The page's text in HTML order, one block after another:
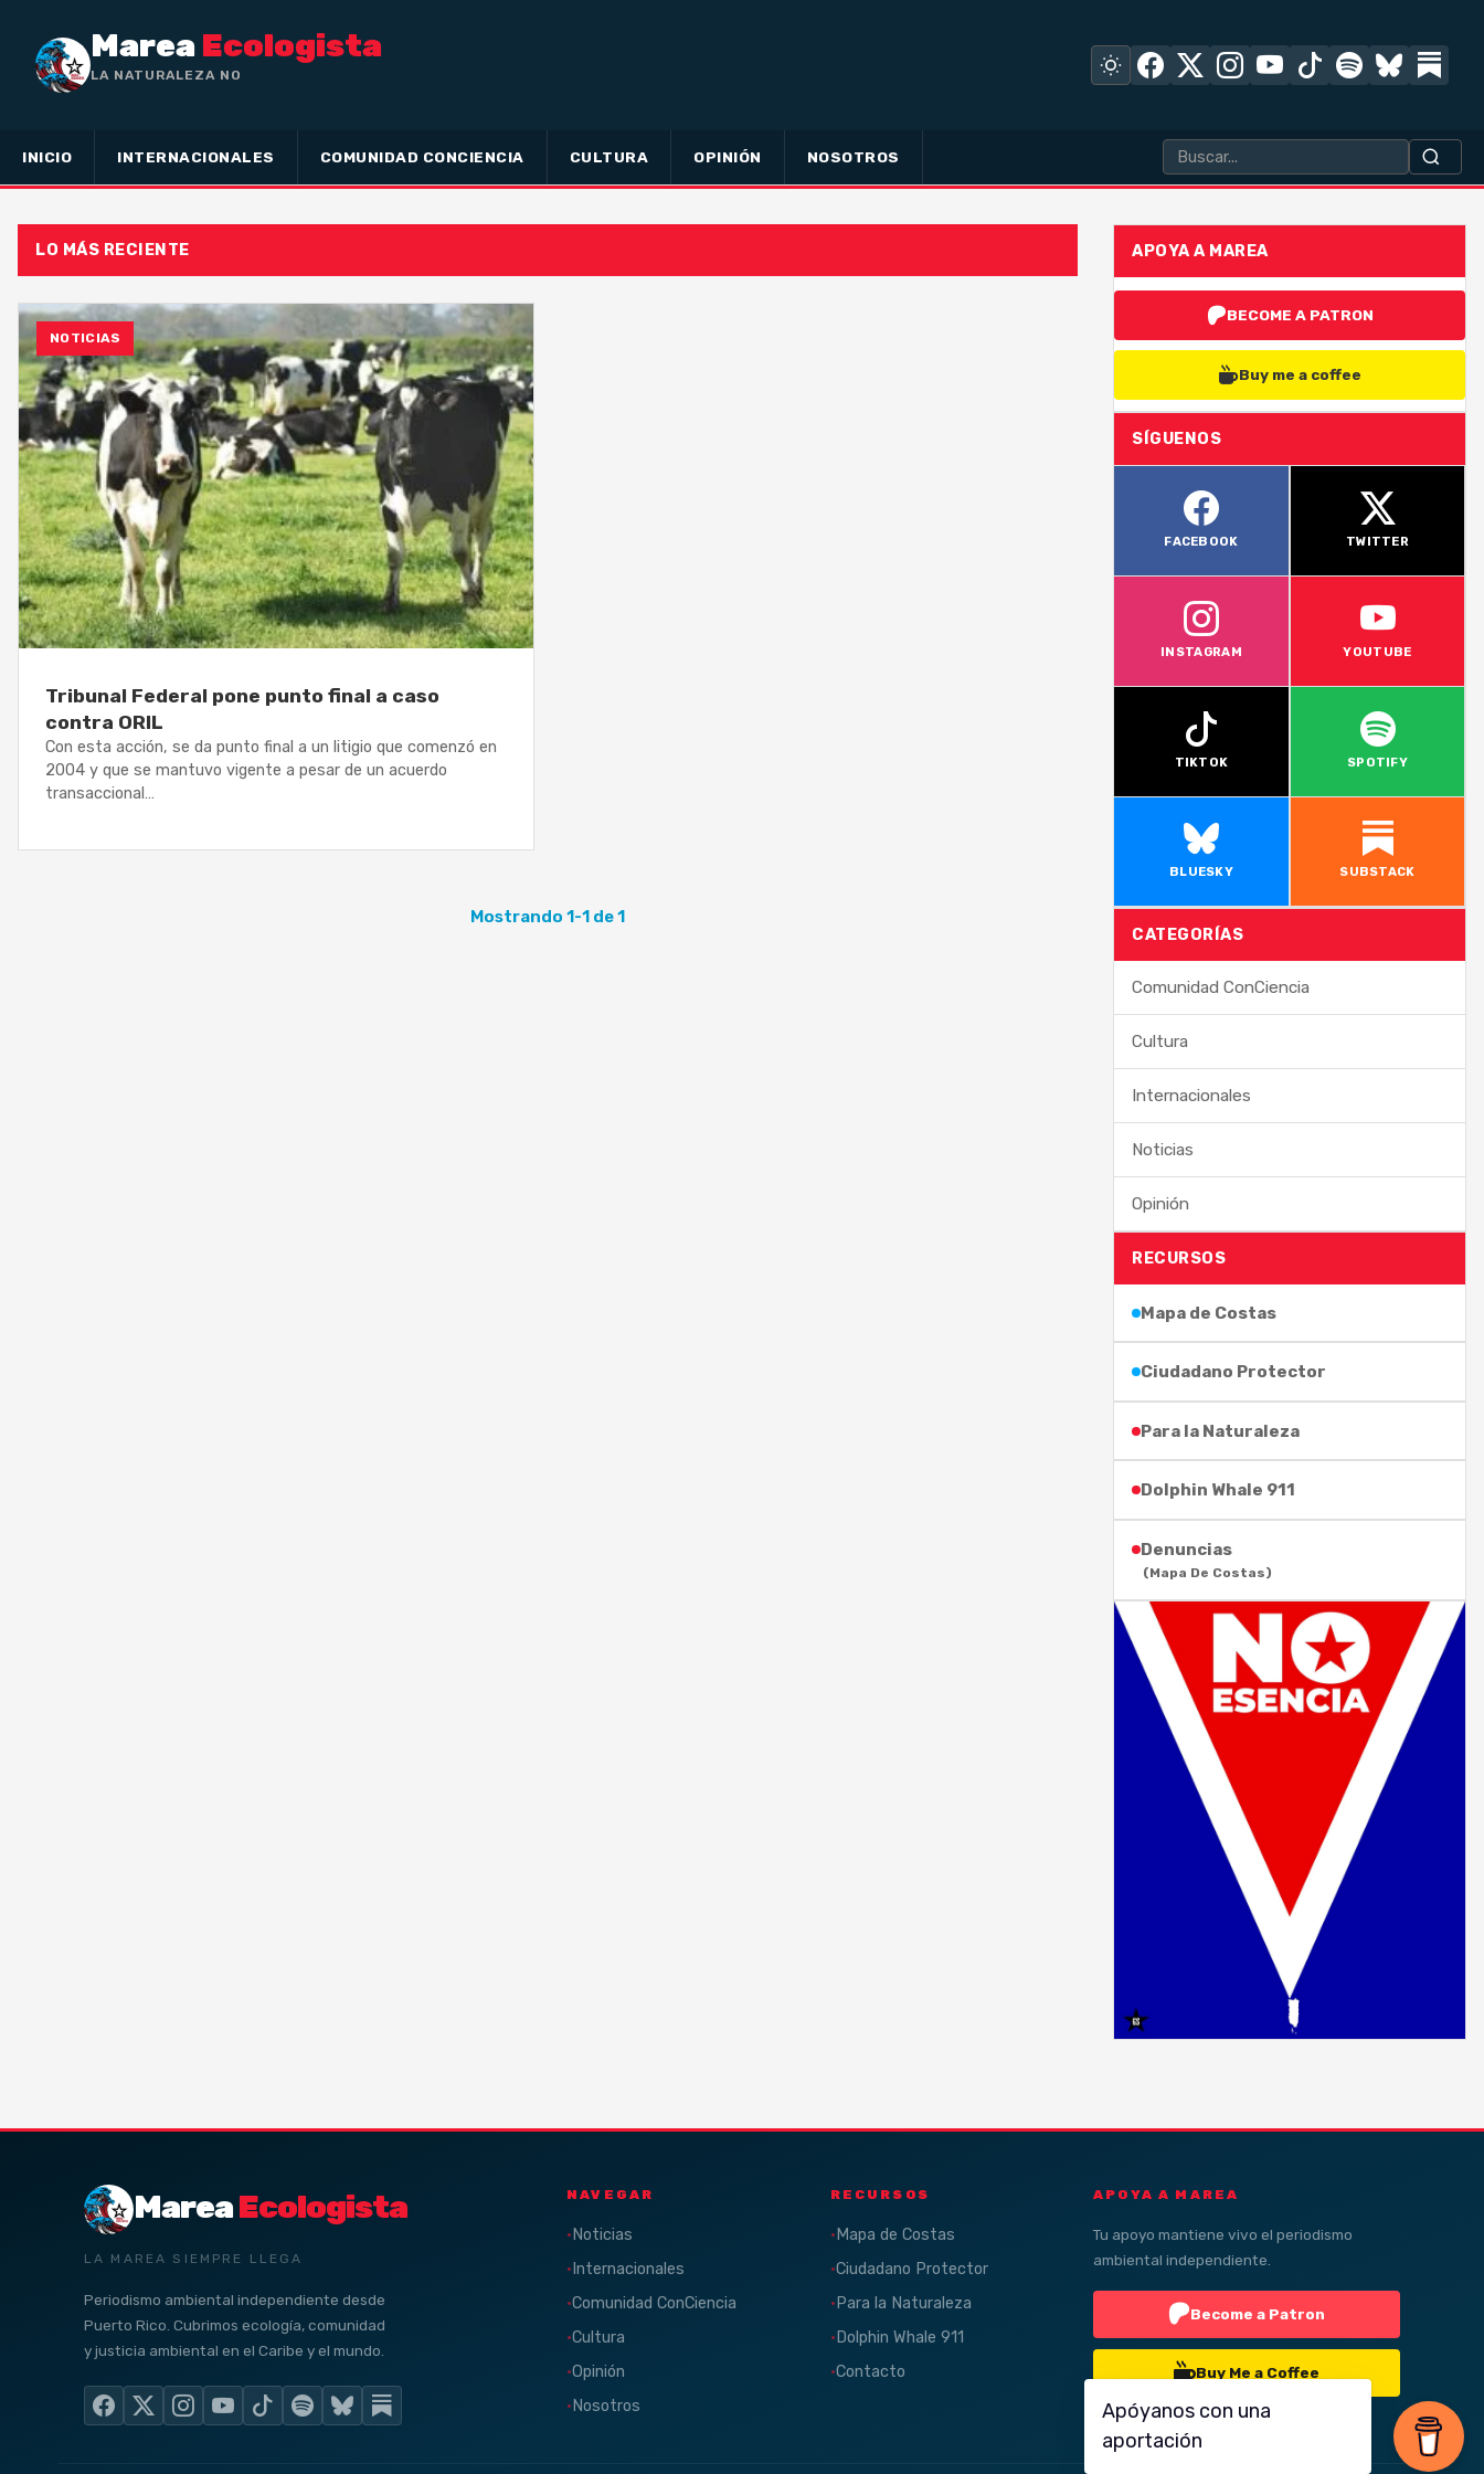
Marea Ecologista
LA NATURALEZA NO HA HECHO
INICIO INTERNACIONALES COMUNIDAD CONCIENCIA CULTURA OPINIÓN NOSOTROS
LO MÁS RECIENTE
NOTICIAS
Tribunal Federal pone punto final a caso
contra ORIL
Con esta acción, se da punto final a un litigio que comenzó en
2004 y que se mantuvo vigente a pesar de un acuerdo
transaccional…
Mostrando 1-1 de 1
APOYA A MAREA
BECOME A PATRON
Buy me a coffee
SÍGUENOS
FACEBOOK TWITTER
INSTAGRAM YOUTUBE
TIKTOK SPOTIFY
BLUESKY SUBSTACK
CATEGORÍAS
Comunidad ConCiencia
Cultura
Internacionales
Noticias
Opinión
RECURSOS
Mapa de Costas
Ciudadano Protector
Para la Naturaleza
Dolphin Whale 911
Denuncias
(Mapa De Costas)
MareaEcologista
LA MAREA SIEMPRE LLEGA
Periodismo ambiental independiente desde
Puerto Rico. Cubrimos ecología, comunidad
y justicia ambiental en el Caribe y el mundo.
NAVEGAR
Noticias
Internacionales
Comunidad ConCiencia
Cultura
Opinión
Nosotros
RECURSOS
Mapa de Costas
Ciudadano Protector
Para la Naturaleza
Dolphin Whale 911
Contacto
APOYA A MAREA
Tu apoyo mantiene vivo el periodismo
ambiental independiente.
Become a Patron
Buy Me a Coffee